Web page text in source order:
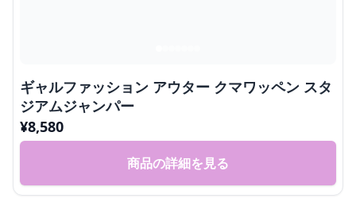
ギャルファッション アウター クマワッペン スタ
ジアムジャンパー
¥8,580
商品の詳細を見る